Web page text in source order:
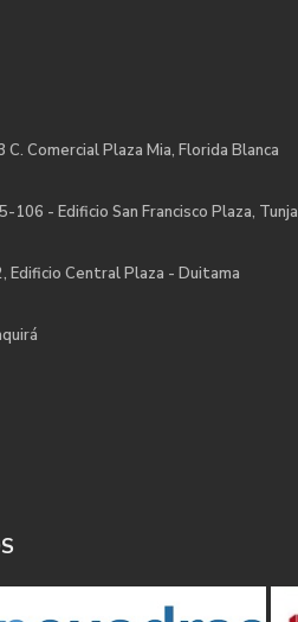
Comercial Plaza Mia, Florida Blanca
106 - Edificio San Francisco Plaza, Tunja
Edificio Central Plaza - Duitama